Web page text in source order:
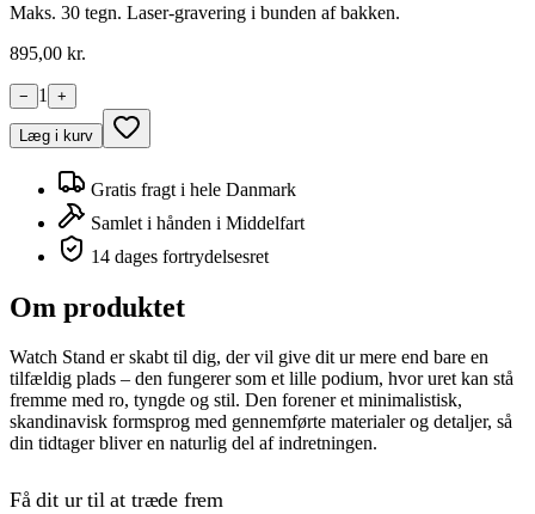
Maks. 30 tegn. Laser-gravering i bunden af bakken.
895,00 kr.
− 1 +
Læg i kurv
Gratis fragt i hele Danmark
Samlet i hånden i Middelfart
14 dages fortrydelsesret
Om produktet
Watch Stand er skabt til dig, der vil give dit ur mere end bare en
tilfældig plads – den fungerer som et lille podium, hvor uret kan stå
fremme med ro, tyngde og stil. Den forener et minimalistisk,
skandinavisk formsprog med gennemførte materialer og detaljer, så
din tidtager bliver en naturlig del af indretningen.
Få dit ur til at træde frem